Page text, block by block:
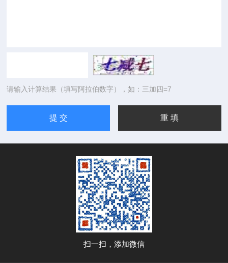
请输入计算结果（填写阿拉伯数字），如：三加四=7
扫一扫，添加微信